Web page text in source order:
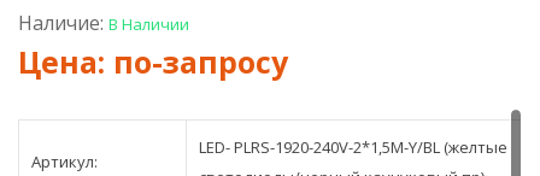
Наличие: В Наличии
Артикул:
LED- PLRS-1920-240V-2*1,5М-Y/BL (желтые